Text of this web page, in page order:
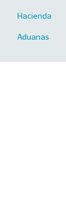
Hacienda
Aduanas